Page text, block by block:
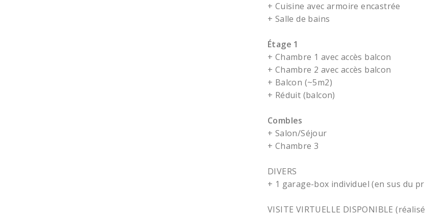
+ Cuisine avec armoire encastrée
+ Salle de bains
Étage 1
+ Chambre 1 avec accès balcon
+ Chambre 2 avec accès balcon
+ Balcon (~5m2)
+ Réduit (balcon)
Combles
+ Salon/Séjour
+ Chambre 3
DIVERS
+ 1 garage-box individuel (en sus du
VISITE VIRTUELLE DISPONIBLE